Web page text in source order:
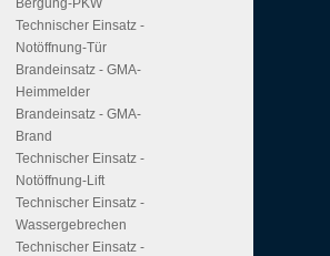
Bergung-PKW
Technischer Einsatz -
Notöffnung-Tür
Brandeinsatz - GMA-
Heimmelder
Brandeinsatz - GMA-
Brand
Technischer Einsatz -
Notöffnung-Lift
Technischer Einsatz -
Wassergebrechen
Technischer Einsatz -